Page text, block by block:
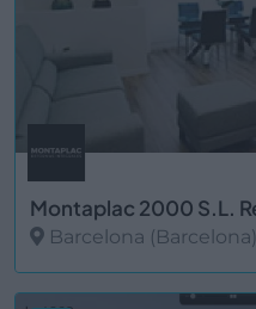
Barcelona (Barcelona)